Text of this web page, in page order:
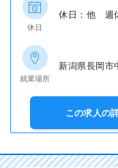
休日
休日：他 週
就業場所
新潟県長岡市
この求人の